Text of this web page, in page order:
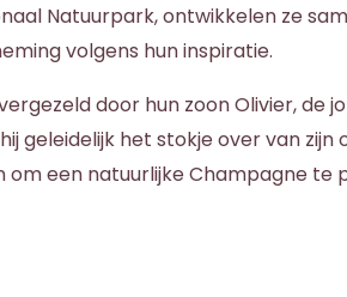
Natuurpark, ontwikkelen ze
volgens hun inspiratie.
door hun zoon Olivier, de
geleidelijk het stokje over van zijn
om een natuurlijke Champagne te